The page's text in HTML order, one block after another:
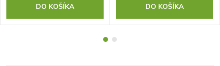
DO KOŠÍKA DO KOŠÍKA